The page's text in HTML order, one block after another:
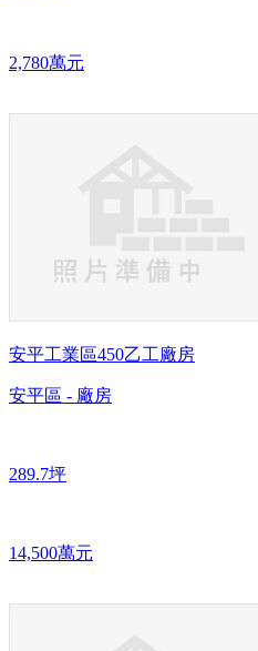
2,780萬元
安平工業區450乙工廠房
安平區 - 廠房
289.7坪
14,500萬元